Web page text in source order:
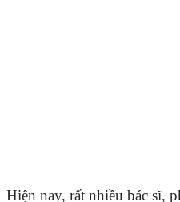
Hiện nay, rất nhiều bác sĩ,